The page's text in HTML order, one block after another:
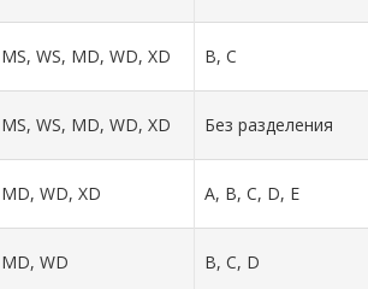
MS, WS, MD, WD, XD B, C
MS, WS, MD, WD, XD Без разделения
MD, WD, XD A, B, C, D, E
MD, WD B, C, D